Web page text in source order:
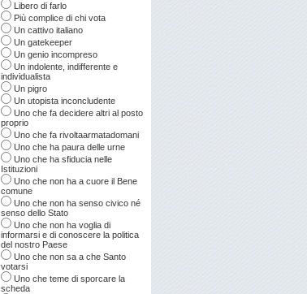
Libero di farlo
Più complice di chi vota
Un cattivo italiano
Un gatekeeper
Un genio incompreso
Un indolente, indifferente e
individualista
Un pigro
Un utopista inconcludente
Uno che fa decidere altri al posto
proprio
Uno che fa rivoltaarmatadomani
Uno che ha paura delle urne
Uno che ha sfiducia nelle
Istituzioni
Uno che non ha a cuore il Bene
comune
Uno che non ha senso civico né
senso dello Stato
Uno che non ha voglia di
informarsi e di conoscere la politica
del nostro Paese
Uno che non sa a che Santo
votarsi
Uno che teme di sporcare la
scheda